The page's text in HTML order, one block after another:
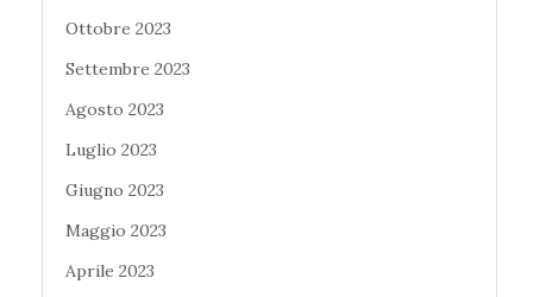
Ottobre 2023
Settembre 2023
Agosto 2023
Luglio 2023
Giugno 2023
Maggio 2023
Aprile 2023